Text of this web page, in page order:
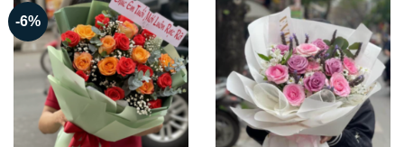
-6%